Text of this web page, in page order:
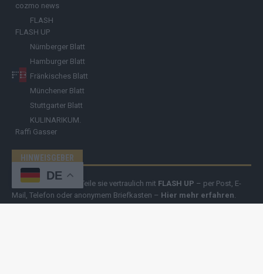
cozmo news
FLASH
FLASH UP
Nürnberger Blatt
Hamburger Blatt
Fränkisches Blatt
Münchener Blatt
Stuttgarter Blatt
KULINARIKUM.
Raffi Gasser
HINWEISGEBER
Hast du ? Teile sie vertraulich mit FLASH UP – per Post, E-
Mail, Telefon oder anonymem Briefkasten – Hier mehr erfahren
DE